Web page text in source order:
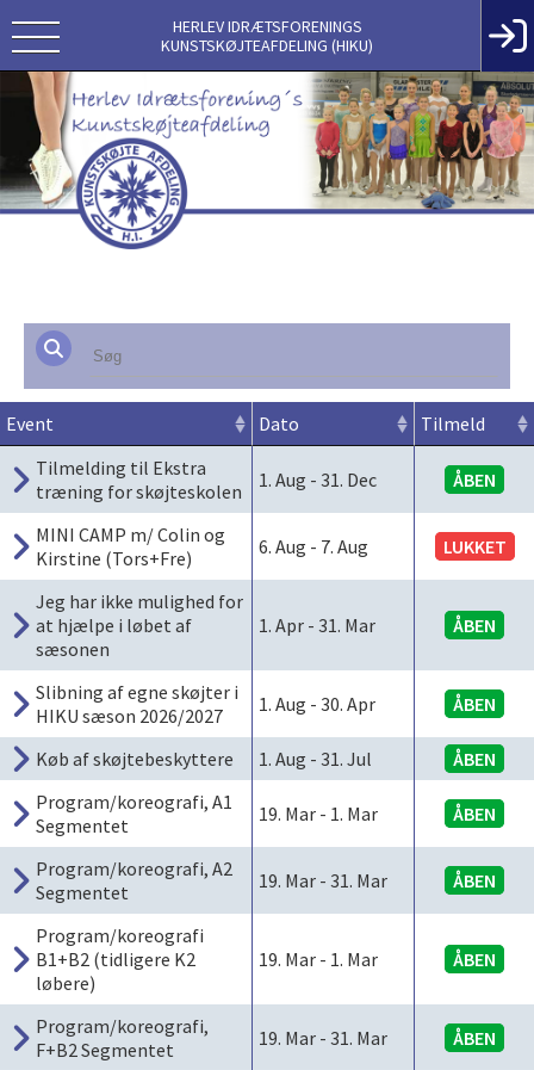
HERLEV IDRÆTSFORENINGS
KUNSTSKØJTEAFDELING (HIKU)
Event Dato
Tilmeld
Tilmelding til Ekstra
træning for skøjteskolen
1. Aug - 31. Dec ÅBEN
MINI CAMP m/ Colin og
Kirstine (Tors+Fre)
6. Aug - 7. Aug LUKKET
Jeg har ikke mulighed for
at hjælpe i løbet af
sæsonen
1. Apr - 31. Mar ÅBEN
Slibning af egne skøjter i
HIKU sæson 2026/2027
1. Aug - 30. Apr ÅBEN
Køb af skøjtebeskyttere 1. Aug - 31. Jul
ÅBEN
Program/koreografi, A1
Segmentet
19. Mar - 1. Mar ÅBEN
Program/koreografi, A2
Segmentet
19. Mar - 31. Mar ÅBEN
Program/koreografi
B1+B2 (tidligere K2
løbere)
19. Mar - 1. Mar ÅBEN
Program/koreografi,
F+B2 Segmentet
19. Mar - 31. Mar ÅBEN